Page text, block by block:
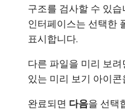
구조를 검사할 수 있
인터페이스는 선택한
표시합니다.
다른 파일을 미리 보
있는 미리 보기 아이콘
완료되면 다음을 선택